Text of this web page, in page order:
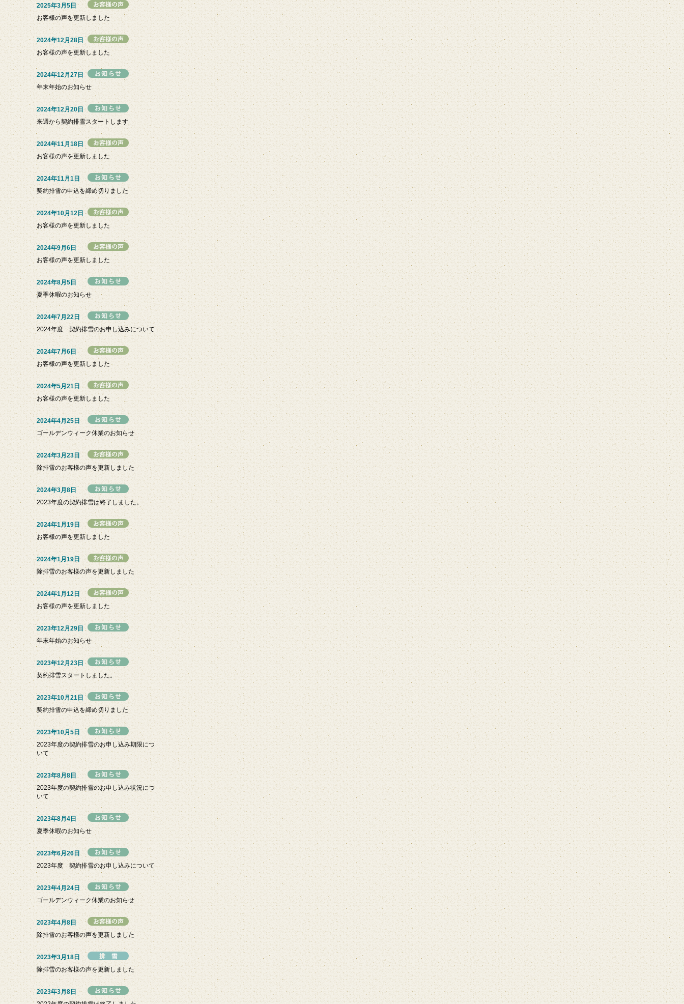
2025年3月5日
お客様の声を更新しました
2024年12月28日
お客様の声を更新しました
2024年12月27日
年末年始のお知らせ
2024年12月20日
来週から契約排雪スタートします
2024年11月18日
お客様の声を更新しました
2024年11月1日
契約排雪の申込を締め切りました
2024年10月12日
お客様の声を更新しました
2024年9月6日
お客様の声を更新しました
2024年8月5日
夏季休暇のお知らせ
2024年7月22日
2024年度 契約排雪のお申し込みについて
2024年7月6日
お客様の声を更新しました
2024年5月21日
お客様の声を更新しました
2024年4月25日
ゴールデンウィーク休業のお知らせ
2024年3月23日
除排雪のお客様の声を更新しました
2024年3月8日
2023年度の契約排雪は終了しました。
2024年1月19日
お客様の声を更新しました
2024年1月19日
除排雪のお客様の声を更新しました
2024年1月12日
お客様の声を更新しました
2023年12月29日
年末年始のお知らせ
2023年12月23日
契約排雪スタートしました。
2023年10月21日
契約排雪の申込を締め切りました
2023年10月5日
2023年度の契約排雪のお申し込み期限につ
いて
2023年8月8日
2023年度の契約排雪のお申し込み状況につ
いて
2023年8月4日
夏季休暇のお知らせ
2023年6月26日
2023年度 契約排雪のお申し込みについて
2023年4月24日
ゴールデンウィーク休業のお知らせ
2023年4月8日
除排雪のお客様の声を更新しました
2023年3月18日
除排雪のお客様の声を更新しました
2023年3月8日